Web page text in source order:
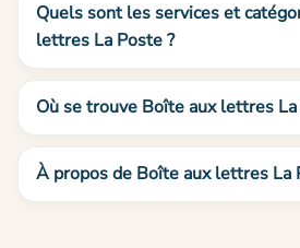
Quels sont les services et
lettres La Poste ?
Où se trouve Boîte aux lettres La
À propos de Boîte aux lettres La